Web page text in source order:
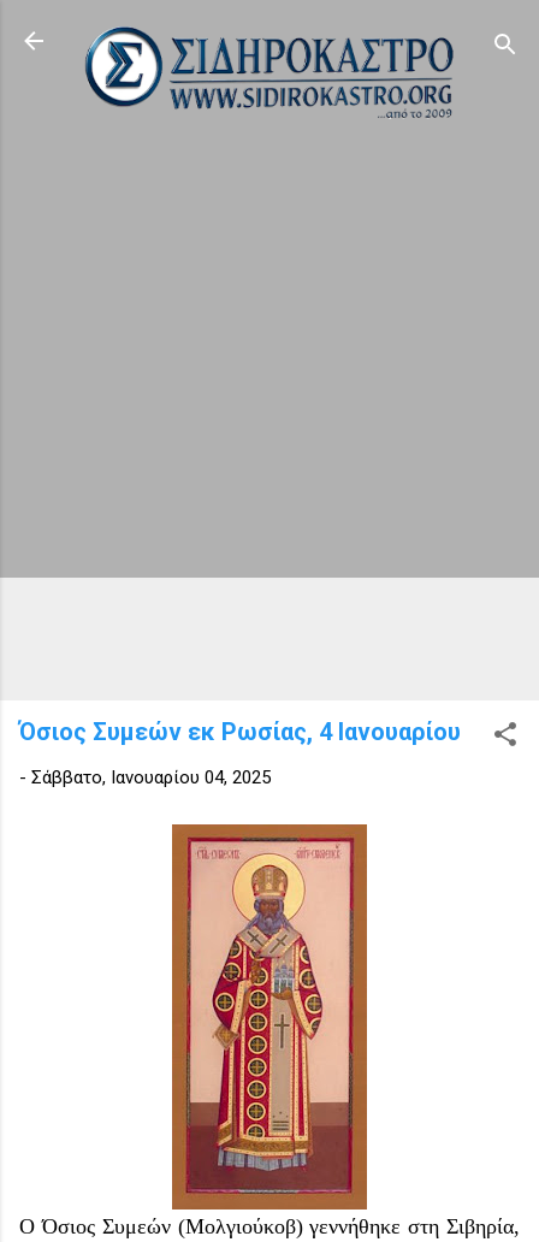
Μετάβαση στο κύριο περιεχόμενο
Όσιος Συμεών εκ Ρωσίας, 4 Ιανουαρίου
- Σάββατο, Ιανουαρίου 04, 2025
Ο Όσιος Συμεών (Μολγιούκοβ) γεννήθηκε στη Σιβηρία,